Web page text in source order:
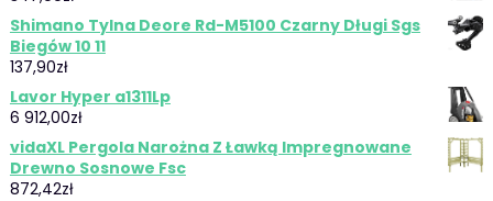
Shimano Tylna Deore Rd-M5100 Czarny Długi Sgs
Biegów 10 11
137,90zł
Lavor Hyper a1311Lp
6 912,00zł
vidaXL Pergola Narożna Z Ławką Impregnowane
Drewno Sosnowe Fsc
872,42zł